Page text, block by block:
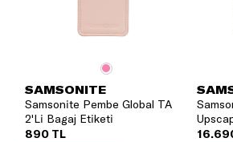
SAMSONITE
Samsonite Pembe Global TA
2'Li Bagaj Etiketi
890 TL
Boy